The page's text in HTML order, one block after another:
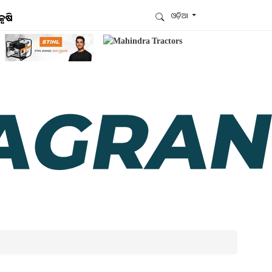
ଓଡ଼ିଆ
ଆମେ ହ୍ବାଟ୍ସଆପ୍‌ରେ ଅଛୁ ! ଆମ ହ୍ବାଟ୍ସଆପ ଗ୍ରୁପରେ
ଯୋଗଦିଅନ୍ତୁ ଏବଂ ଆପଙ୍କୁ ଆବଶ୍ୟକ ହେଉଥିବା ସବୁ
ଅପଡେଟ୍‌ ପାଆନ୍ତୁ ପ୍ରତିଦିନ ।
ହ୍ବାଟ୍ସଆପରେ ଜଏନ କରନ୍ତୁ